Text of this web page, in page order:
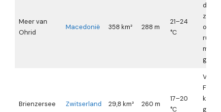
Meer van
Ohrid
Macedonië 358 km² 288 m
21–24
°C
rustig;
Brienzersee Zwitserland 29,8 km² 260 m
17–20
°C
Föhn
koud